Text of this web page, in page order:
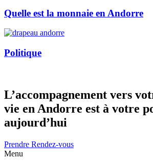
Quelle est la monnaie en Andorre
Politique
L’accompagnement vers
vie en Andorre est à votre
aujourd’hui
Prendre Rendez-vous
Menu